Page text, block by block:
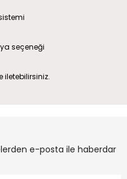
seçeneği
iletebilirsiniz.
e-posta ile haberdar